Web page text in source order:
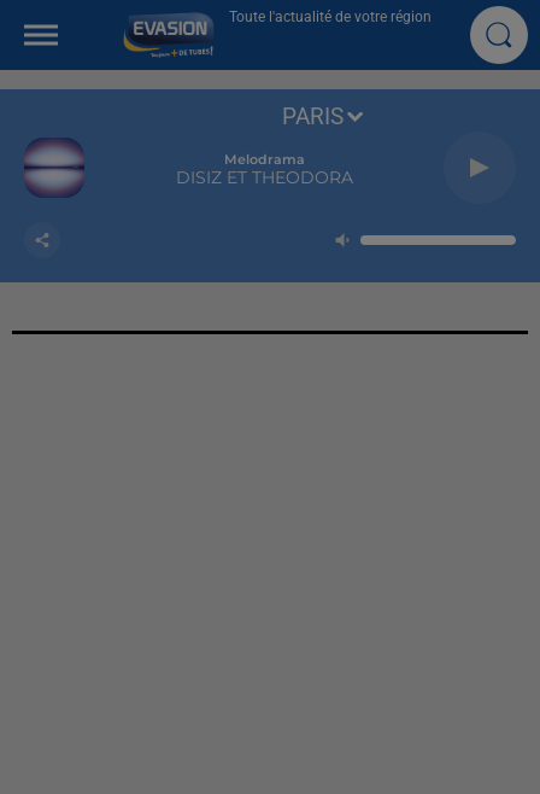
Toute l'actualité de votre région
Melodrama
DISIZ ET THEODORA
PARIS